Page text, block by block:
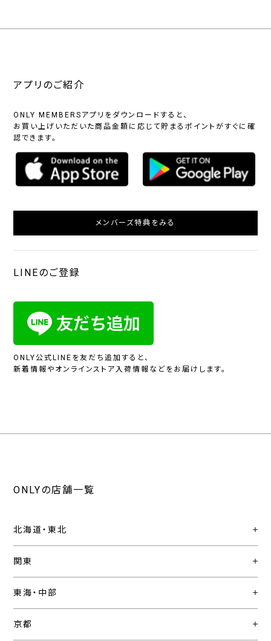
アプリのご紹介
ONLY MEMBERSアプリをダウンロードすると、
お買い上げいただいた商品金額に応じて貯まるポイントがすぐに確
認できます。
メンバーズ特典をみる
LINEのご登録
ONLY公式LINEを友だち追加すると、
新着情報やオンラインストア入荷情報などをお届けします。
ONLYの店舗一覧
北海道・東北
関東
東海・中部
京都